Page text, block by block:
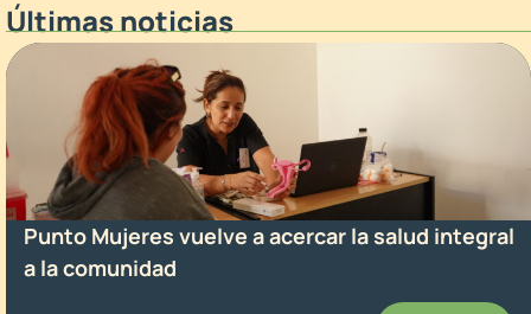
Últimas noticias
Punto Mujeres vuelve a acercar la salud integral
a la comunidad